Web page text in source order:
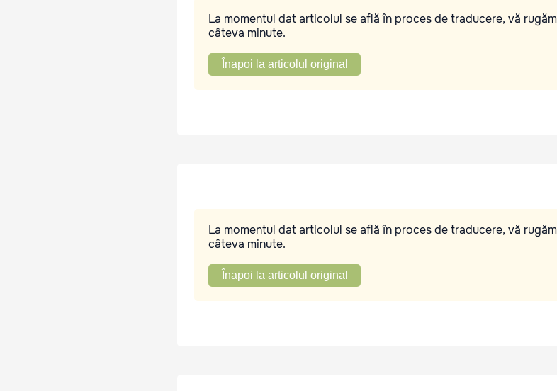
La momentul dat articolul se află în proces de traducere, vă
câteva minute.
Înapoi la articolul original
La momentul dat articolul se află în proces de traducere, vă
câteva minute.
Înapoi la articolul original